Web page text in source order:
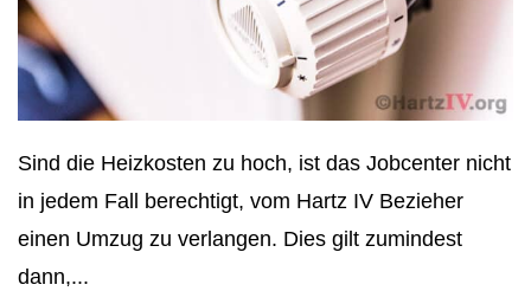
Sind die Heizkosten zu hoch, ist das Jobcenter nicht
in jedem Fall berechtigt, vom Hartz IV Bezieher
einen Umzug zu verlangen. Dies gilt zumindest
dann,...